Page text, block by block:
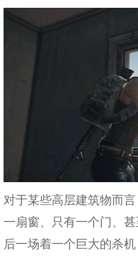
对于某些高层建筑物而
一扇窗、只有一个门、
后一场着一个巨大的杀